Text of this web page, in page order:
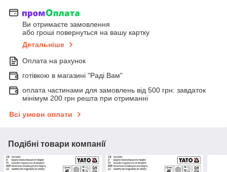
Ви отримаєте замовлення
або гроші повернуться на вашу картку
Детальніше
Оплата на рахунок
готівкою в магазині "Раді Вам"
оплата частинами для замовлень від 500 грн: завдаток
мінімум 200 грн решта при отриманні
Всі умови оплати
Подібні товари компанії